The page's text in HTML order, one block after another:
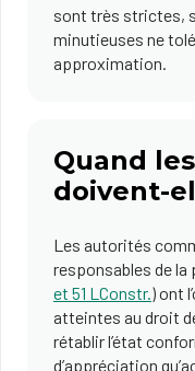
sont très strictes,
minutieuses ne
approximation.
Quand
doivent-
Les autorités
responsables de
et 51 LConstr.) ont
atteintes au droit
rétablir l’état
d’appréciation